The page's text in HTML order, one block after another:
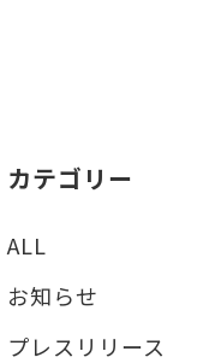
カテゴリー
ALL
お知らせ
プレスリリース